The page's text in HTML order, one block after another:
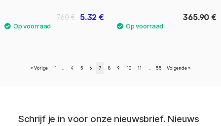
5.32 €
7.60 € 365.90 €
« Vorige 1 4 5 6 7 8 9 10 11 55 Volgende »
Schrijf je in voor onze nieuwsbrief. Nieuws